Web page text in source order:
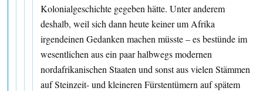
Kolonialgeschichte gegeben hätte. Unter anderem
deshalb, weil sich dann heute keiner um Afrika
irgendeinen Gedanken machen müsste – es bestünde im
wesentlichen aus ein paar halbwegs modernen
nordafrikanischen Staaten und sonst aus vielen Stämmen
auf Steinzeit- und kleineren Fürstentümern auf spätem